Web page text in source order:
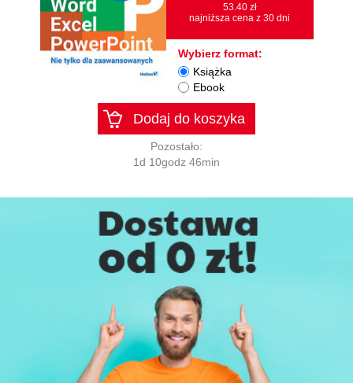
53.40 zł
najniższa cena z 30 dni
Wybierz format:
Książka
Ebook
Dodaj do koszyka
Pozostało:
1d 10godz 46min